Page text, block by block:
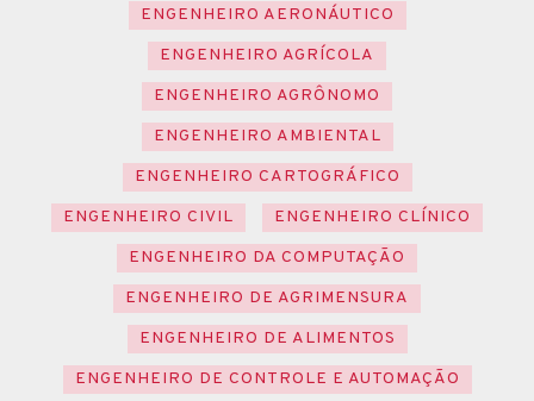
ENGENHEIRO AERONÁUTICO
ENGENHEIRO AGRÍCOLA
ENGENHEIRO AGRÔNOMO
ENGENHEIRO AMBIENTAL
ENGENHEIRO CARTOGRÁFICO
ENGENHEIRO CIVIL
ENGENHEIRO CLÍNICO
ENGENHEIRO DA COMPUTAÇÃO
ENGENHEIRO DE AGRIMENSURA
ENGENHEIRO DE ALIMENTOS
ENGENHEIRO DE CONTROLE E AUTOMAÇÃO